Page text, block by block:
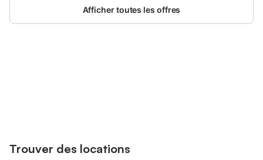
Maison de Jeanne d'Arc.Afficher toutes les offres
Trouver des locations